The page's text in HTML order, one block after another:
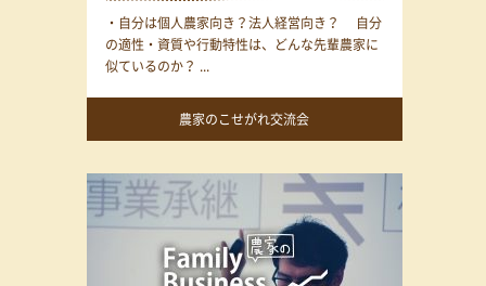
・自分は個人農家向き？法人経営向き？ 自分
の適性・資質や行動特性は、どんな先輩農家に
似ているのか？ ...
農家のこせがれ交流会